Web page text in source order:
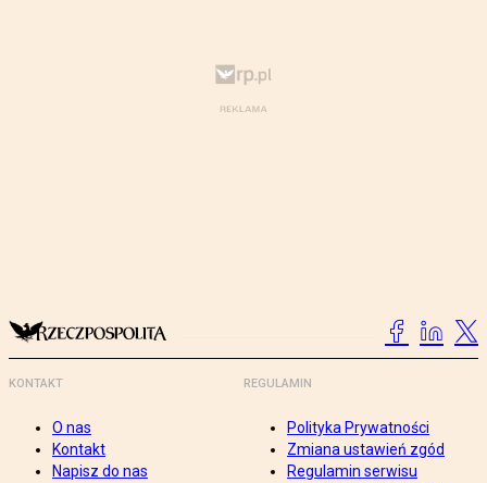
KONTAKT
O nas
Kontakt
Napisz do nas
REGULAMIN
Polityka Prywatności
Zmiana ustawień zgód
Regulamin serwisu